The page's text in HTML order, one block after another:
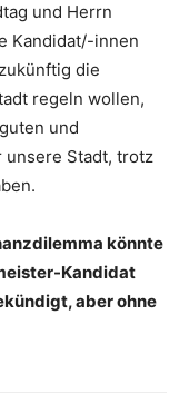
und Herrn
Kandidat/-innen
die
regeln wollen,
und
unsere Stadt, trotz
könnte
Kandidat
aber ohne